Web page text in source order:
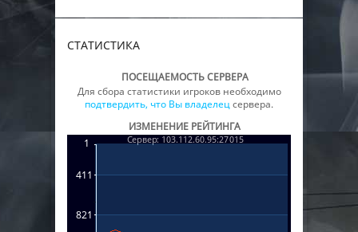
СТАТИСТИКА
ПОСЕЩАЕМОСТЬ СЕРВЕРА
Для сбора статистики игроков необходимо
подтвердить, что Вы владелецсервера.
ИЗМЕНЕНИЕ РЕЙТИНГА